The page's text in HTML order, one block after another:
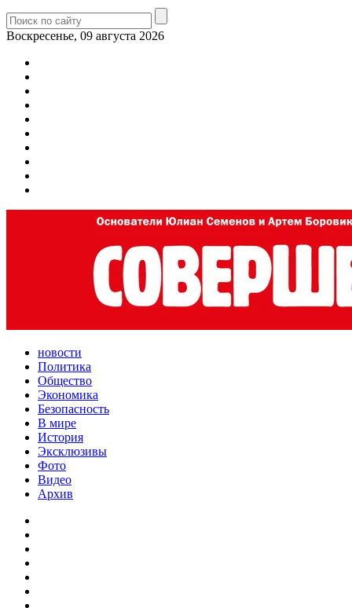
Воскресенье, 09 августа 2026
новости
Политика
Общество
Экономика
Безопасность
В мире
История
Эксклюзивы
Фото
Видео
Архив